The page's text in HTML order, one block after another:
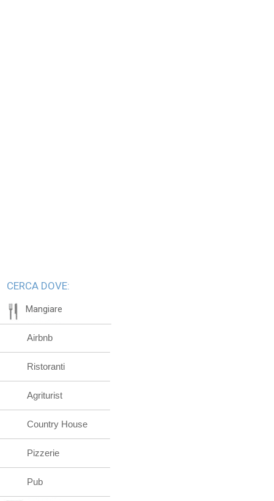
CERCA DOVE:
Mangiare
Airbnb
Ristoranti
Agriturist
Country House
Pizzerie
Pub